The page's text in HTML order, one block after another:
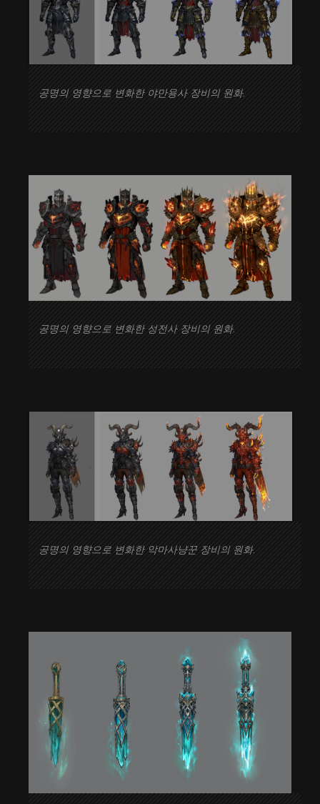
공명의 영향으로 변화한 야만용사 장비의 원화.
공명의 영향으로 변화한 성전사 장비의 원화.
공명의 영향으로 변화한 악마사냥꾼 장비의 원화.